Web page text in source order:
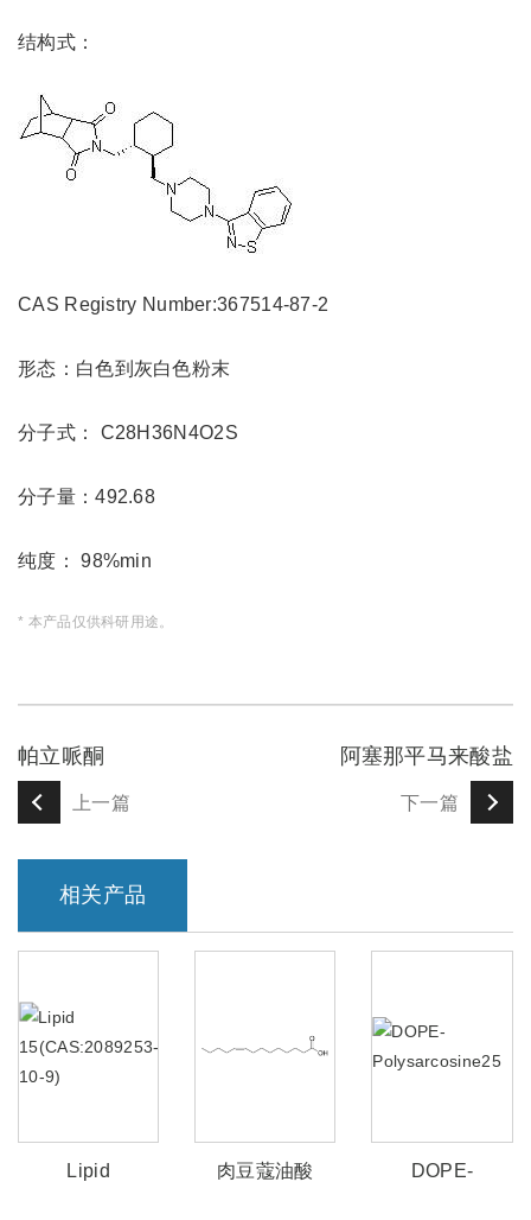
结构式：
CAS Registry Number:367514-87-2
形态：白色到灰白色粉末
分子式： C28H36N4O2S
分子量：492.68
纯度： 98%min
* 本产品仅供科研用途。
帕立哌酮
上一篇
阿塞那平马来酸盐
下一篇
相关产品
Lipid
肉豆蔻油酸
DOPE-